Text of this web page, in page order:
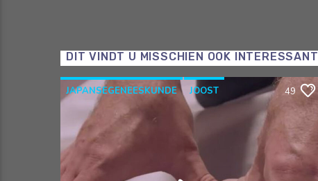
DIT VINDT U MISSCHIEN OOK INTERESSANT
JAPANSEGENEESKUNDE
JOOST
OOSTERSEGENEESKUNDE
RAZO & ZORG
49